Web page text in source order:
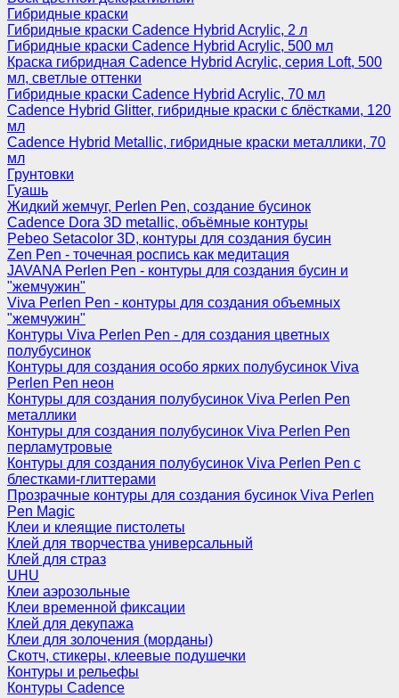
Гибридные краски
Гибридные краски Cadence Hybrid Acrylic, 2 л
Гибридные краски Cadence Hybrid Acrylic, 500 мл
Краска гибридная Cadence Hybrid Acrylic, серия Loft, 500
мл, светлые оттенки
Гибридные краски Cadence Hybrid Acrylic, 70 мл
Cadence Hybrid Glitter, гибридные краски с блёстками, 120
мл
Cadence Hybrid Metallic, гибридные краски металлики, 70
мл
Грунтовки
Гуашь
Жидкий жемчуг, Perlen Pen, создание бусинок
Cadence Dora 3D metallic, объёмные контуры
Pebeo Setacolor 3D, контуры для создания бусин
Zen Pen - точечная роспись как медитация
JAVANA Perlen Pen - контуры для создания бусин и
"жемчужин"
Viva Perlen Pen - контуры для создания объемных
"жемчужин"
Контуры Viva Perlen Pen - для создания цветных
полубусинок
Контуры для создания особо ярких полубусинок Viva
Perlen Pen неон
Контуры для создания полубусинок Viva Perlen Pen
металлики
Контуры для создания полубусинок Viva Perlen Pen
перламутровые
Контуры для создания полубусинок Viva Perlen Pen с
блестками-глиттерами
Прозрачные контуры для создания бусинок Viva Perlen
Pen Magic
Клеи и клеящие пистолеты
Клей для творчества универсальный
Клей для страз
UHU
Клеи аэрозольные
Клеи временной фиксации
Клей для декупажа
Клеи для золочения (морданы)
Скотч, стикеры, клеевые подушечки
Контуры и рельефы
Контуры Cadence